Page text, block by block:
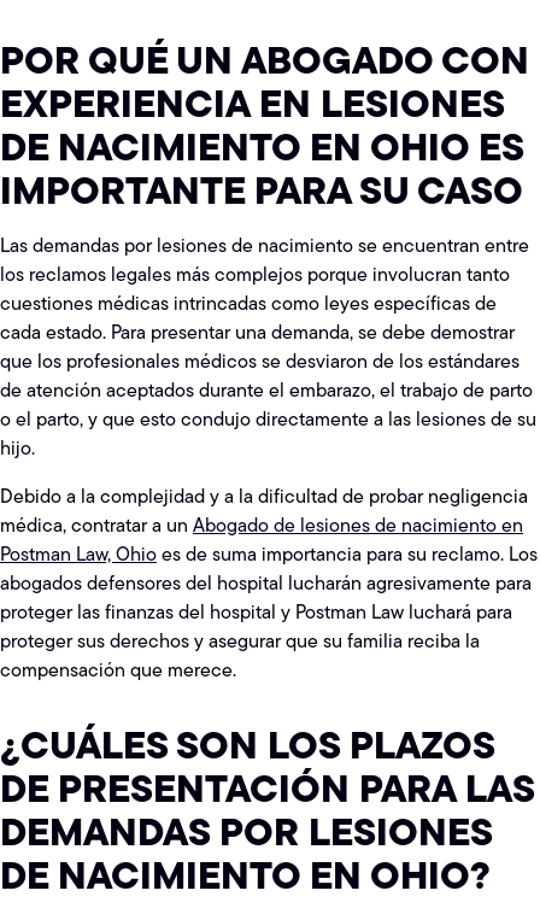
POR QUÉ UN ABOGADO CON
EXPERIENCIA EN LESIONES
DE NACIMIENTO EN OHIO ES
IMPORTANTE PARA SU CASO
Las demandas por lesiones de nacimiento se encuentran entre
los reclamos legales más complejos porque involucran tanto
cuestiones médicas intrincadas como leyes específicas de
cada estado. Para presentar una demanda, se debe demostrar
que los profesionales médicos se desviaron de los estándares
de atención aceptados durante el embarazo, el trabajo de parto
o el parto, y que esto condujo directamente a las lesiones de su
hijo.
Debido a la complejidad y a la dificultad de probar negligencia
médica, contratar a un Abogado de lesiones de nacimiento en
Postman Law, Ohioes de suma importancia para su reclamo. Los
abogados defensores del hospital lucharán agresivamente para
proteger las finanzas del hospital y Postman Law luchará para
proteger sus derechos y asegurar que su familia reciba la
compensación que merece.
¿CUÁLES SON LOS PLAZOS
DE PRESENTACIÓN PARA LAS
DEMANDAS POR LESIONES
DE NACIMIENTO EN OHIO?